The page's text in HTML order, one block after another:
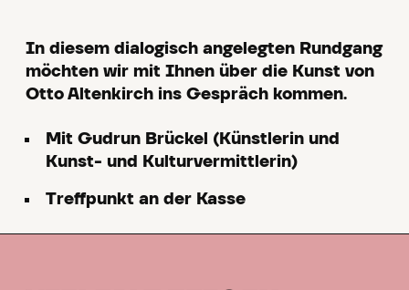
In diesem dialogisch angelegten Rundgang
möchten wir mit Ihnen über die Kunst von
Otto Altenkirch ins Gespräch kommen.
Mit Gudrun Brückel (Künstlerin und
Kunst- und Kulturvermittlerin)
Treffpunkt an der Kasse